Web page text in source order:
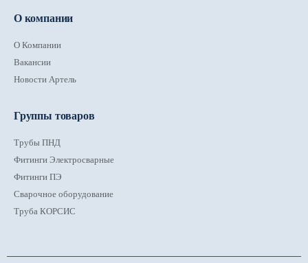
О компании
О Компании
Вакансии
Новости Артель
Группы товаров
Трубы ПНД
Фитинги Электросварные
Фитинги ПЭ
Сварочное оборудование
Труба КОРСИС